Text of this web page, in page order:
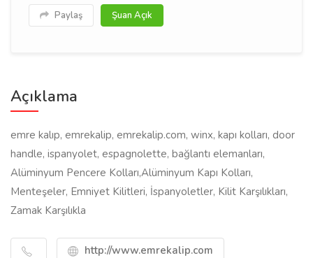
Paylaş Şuan Açık
Açıklama
emre kalıp, emrekalip, emrekalip.com, winx, kapı kolları, door
handle, ispanyolet, espagnolette, bağlantı elemanları,
Alüminyum Pencere Kolları,Alüminyum Kapı Kolları,
Menteşeler, Emniyet Kilitleri, İspanyoletler, Kilit Karşılıkları,
Zamak Karşılıkla
http://www.emrekalip.com